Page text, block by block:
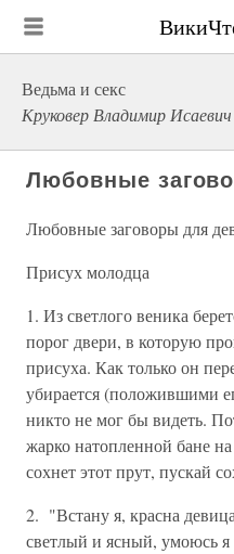
Ведьма и секс
Круковер Владимир Исаевич
Любовные
Любовные заговоры для
Присух молодца
1. Из светлого веника
порог двери, в которую
присуха. Как только он
убирается (положившими
никто не мог бы видеть.
жарко натопленной бане
сохнет этот прут, пускай
2. "Встану я, красна
светлый и ясный, умоюсь